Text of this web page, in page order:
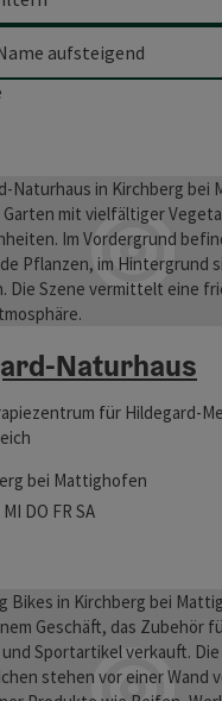
Naturhaus
für Hildegard-
bei Mattighofen
geöffnet
Dienstag geöffnet
MI Mittwoch geöffnet
DO Donnerstag geöffnet
FR Freitag geöffnet
SASamstag geöffnet